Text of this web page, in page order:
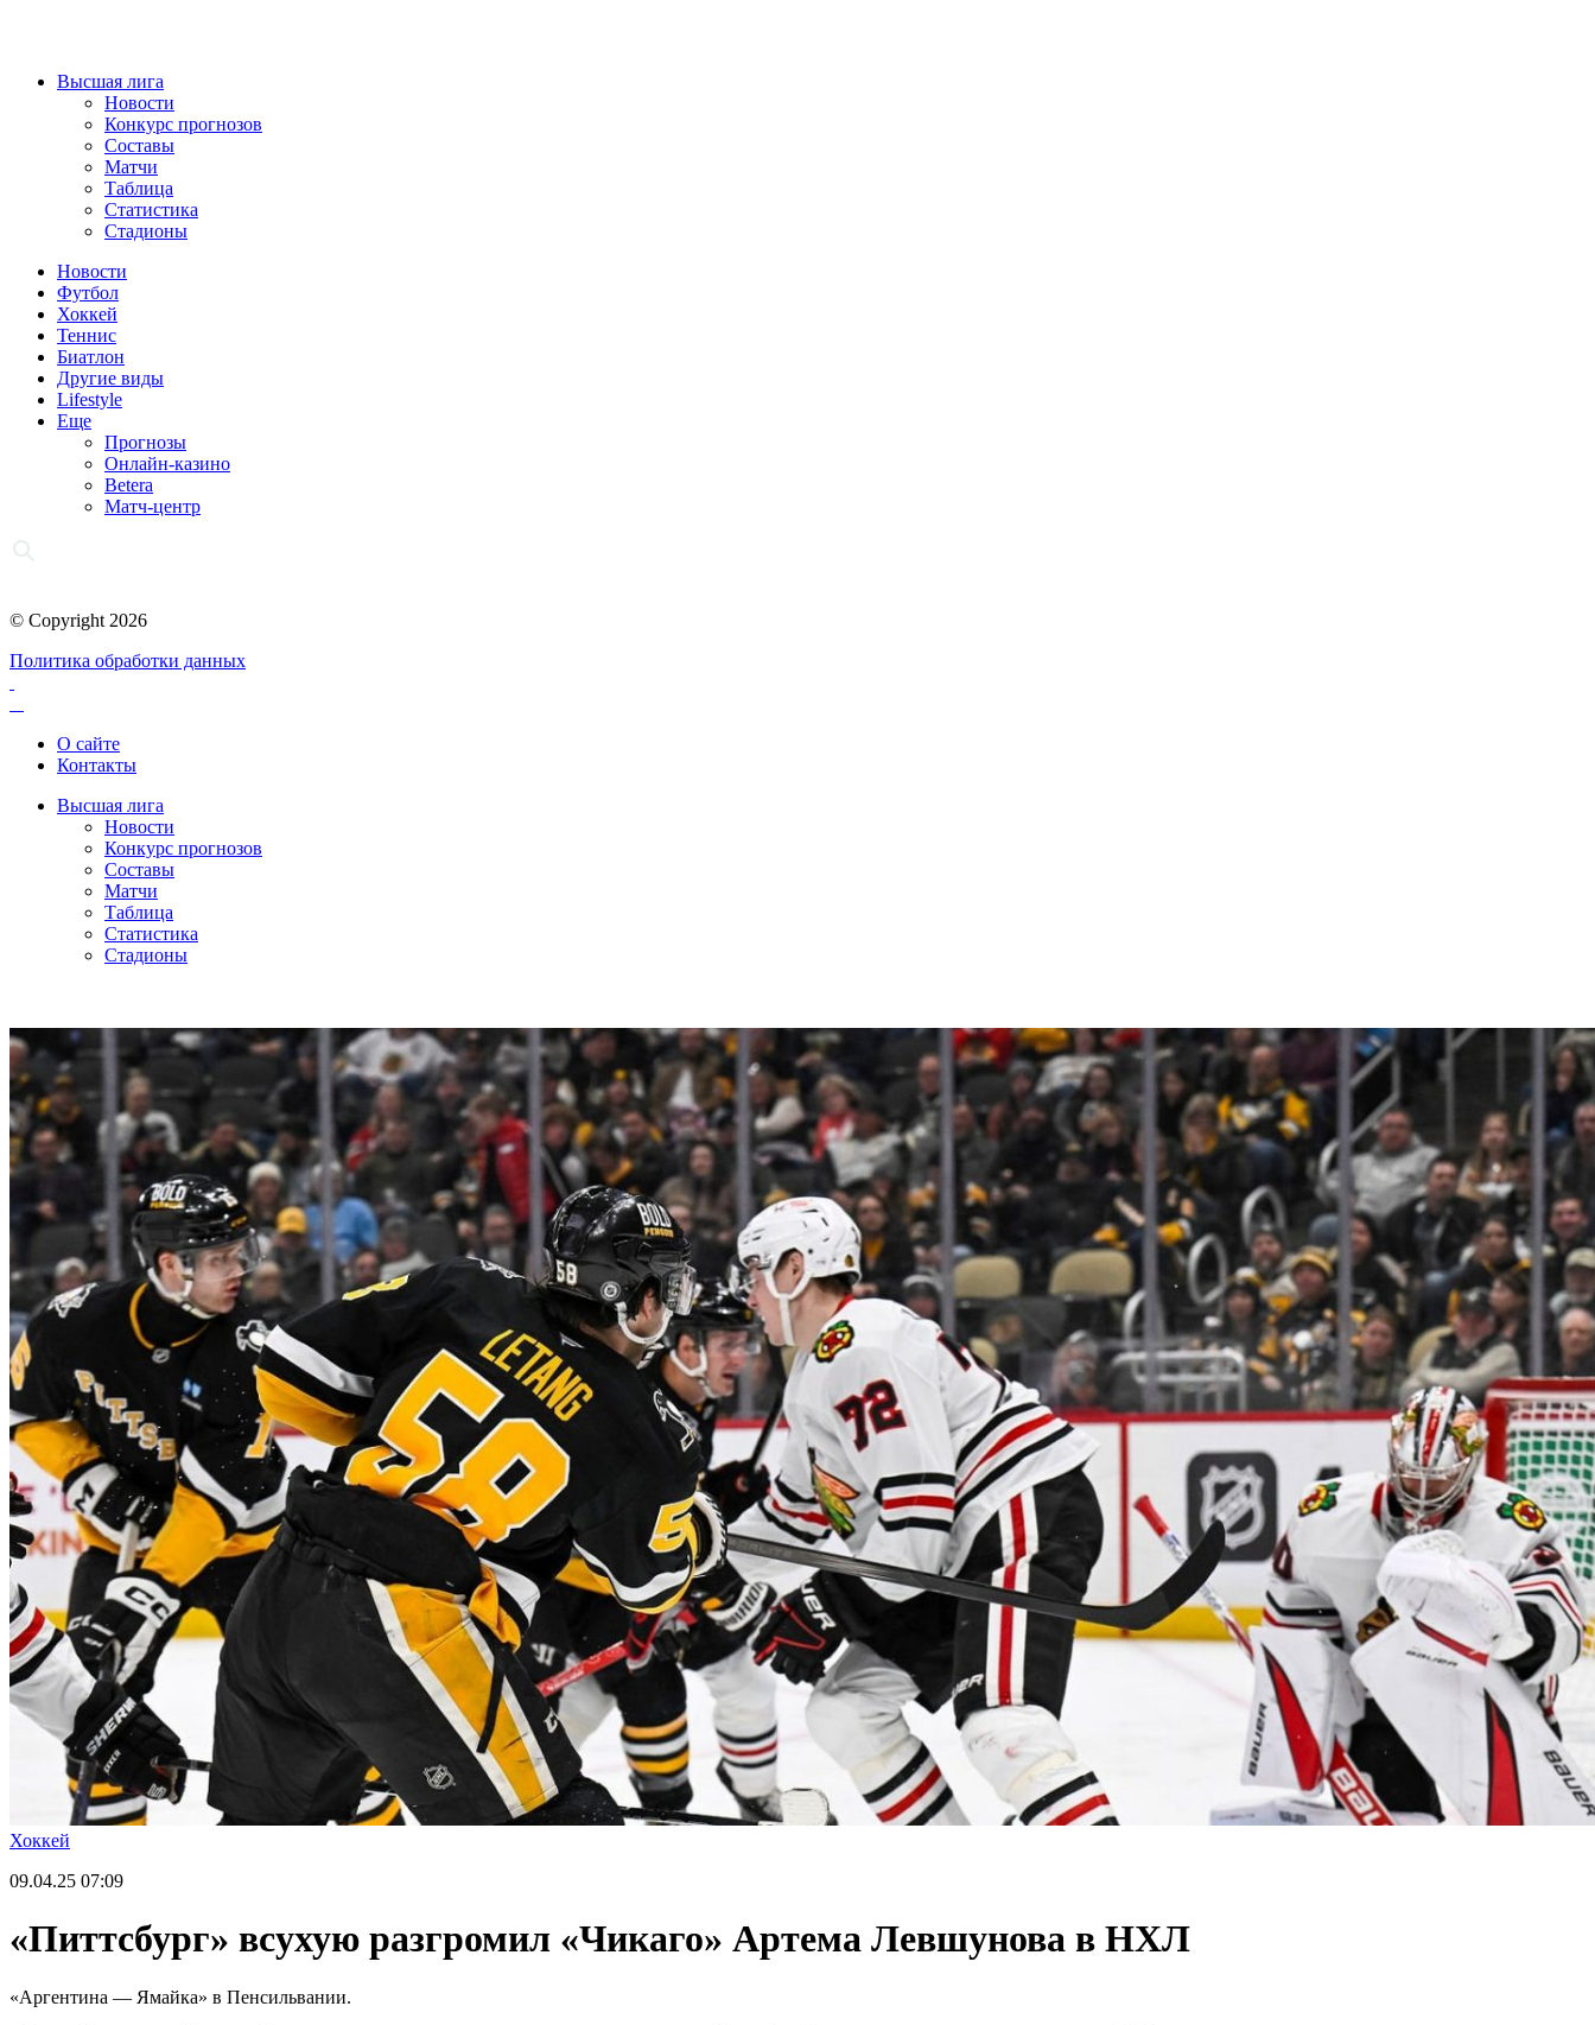
Высшая лига
Новости
Конкурс прогнозов
Составы
Матчи
Таблица
Статистика
Стадионы
Новости
Футбол
Хоккей
Теннис
Биатлон
Другие виды
Lifestyle
Еще
Прогнозы
Онлайн-казино
Betera
Матч-центр
© Copyright 2026
Политика обработки данных
О сайте
Контакты
Высшая лига
Новости
Конкурс прогнозов
Составы
Матчи
Таблица
Статистика
Стадионы
Хоккей
09.04.25 07:09
«Питтсбург» всухую разгромил «Чикаго» Артема Левшунова в НХЛ
«Аргентина — Ямайка» в Пенсильвании.